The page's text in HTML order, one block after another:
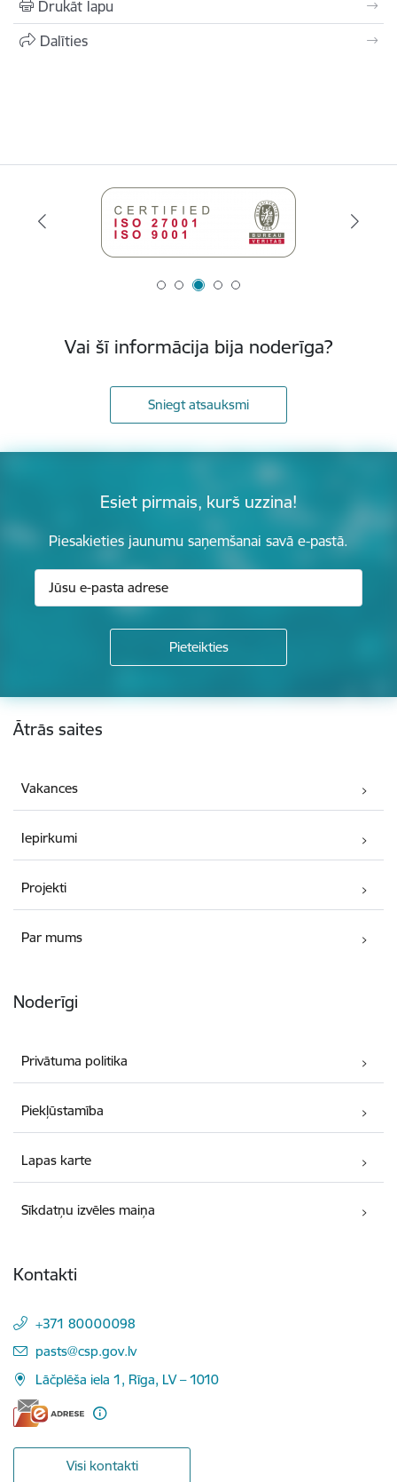
Drukāt lapu
Dalīties
Vai šī informācija bija noderīga?
Sniegt atsauksmi
Esiet pirmais, kurš uzzina!
Piesakieties jaunumu saņemšanai savā e-pastā.
Kājene
Ātrās saites
Vakances
Iepirkumi
Projekti
Par mums
Noderīgi
Privātuma politika
Piekļūstamība
Lapas karte
Sīkdatņu izvēles maiņa
Kontakti
+371 80000098
E-pasts:
pasts@csp.gov.lv
Lāčplēša iela 1, Rīga, LV – 1010
Visi kontakti